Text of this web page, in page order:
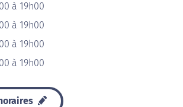
à 19h00
à 19h00
à 19h00
à 19h00